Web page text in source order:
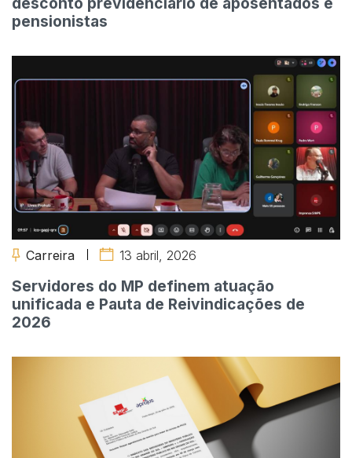
pensionistas
Carreira 13 abril, 2026
Servidores do MP definem atuação
unificada e Pauta de Reivindicações de
2026